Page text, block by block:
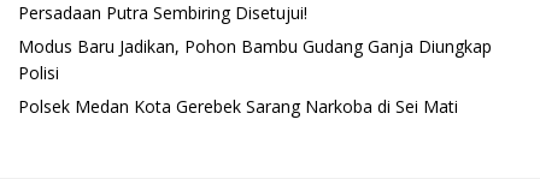
Persadaan Putra Sembiring Disetujui!
Modus Baru Jadikan, Pohon Bambu Gudang Ganja Diungkap
Polisi
Polsek Medan Kota Gerebek Sarang Narkoba di Sei Mati